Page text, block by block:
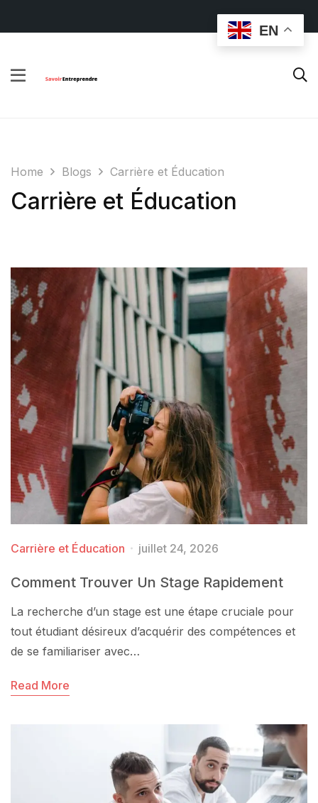
Home Blogs Carrière et Éducation
Carrière et Éducation
Carrière et Éducation juillet 24, 2026
Comment Trouver Un Stage Rapidement
La recherche d’un stage est une étape cruciale pour
tout étudiant désireux d’acquérir des compétences et
de se familiariser avec…
Read More
EN